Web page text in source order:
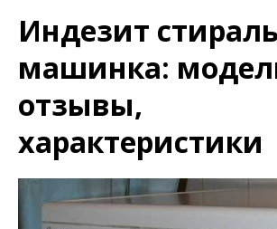
Индезит
машинка:
отзывы,
характеристики